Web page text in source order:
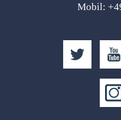
Mobil: